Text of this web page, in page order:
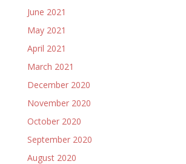
June 2021
May 2021
April 2021
March 2021
December 2020
November 2020
October 2020
September 2020
August 2020